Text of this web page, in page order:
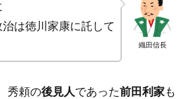
織田信長
は徳川家康に託して
秀頼の後見人であった前田利家も